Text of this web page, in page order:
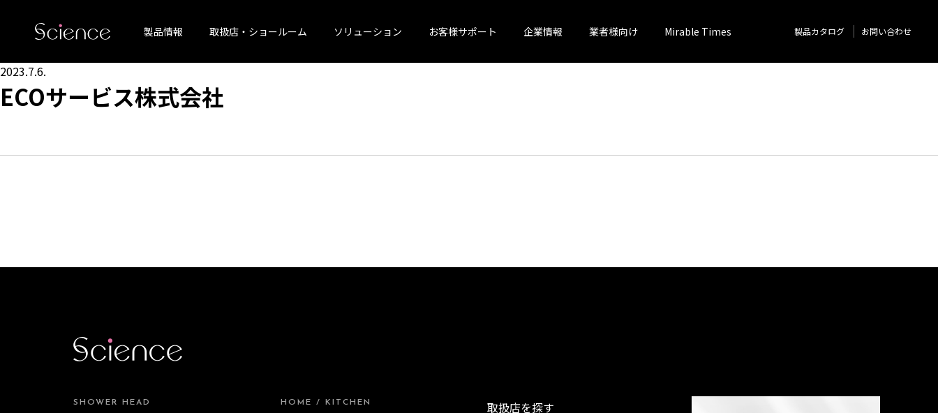
製品情報 取扱店・ショールーム ソリューション お客様サポート 企業情報 業者様向け Mirable Times 製品カタログ お問い合わせ
2023.7.6.
ECOサービス株式会社
SHOWER HEAD HOME / KITCHEN
取扱店を探す